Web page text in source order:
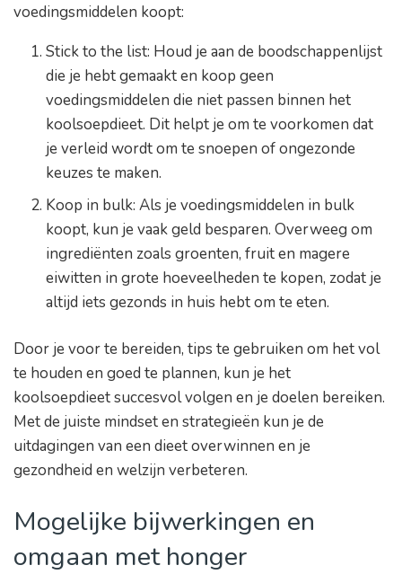
voedingsmiddelen koopt:
Stick to the list: Houd je aan de boodschappenlijst
die je hebt gemaakt en koop geen
voedingsmiddelen die niet passen binnen het
koolsoepdieet. Dit helpt je om te voorkomen dat
je verleid wordt om te snoepen of ongezonde
keuzes te maken.
Koop in bulk: Als je voedingsmiddelen in bulk
koopt, kun je vaak geld besparen. Overweeg om
ingrediënten zoals groenten, fruit en magere
eiwitten in grote hoeveelheden te kopen, zodat je
altijd iets gezonds in huis hebt om te eten.
Door je voor te bereiden, tips te gebruiken om het vol
te houden en goed te plannen, kun je het
koolsoepdieet succesvol volgen en je doelen bereiken.
Met de juiste mindset en strategieën kun je de
uitdagingen van een dieet overwinnen en je
gezondheid en welzijn verbeteren.
Mogelijke bijwerkingen en
omgaan met honger